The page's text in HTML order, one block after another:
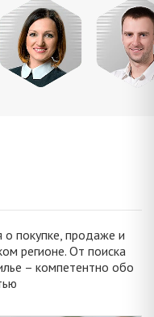
о покупке, продаже и
регионе. От поиска
– компетентно обо